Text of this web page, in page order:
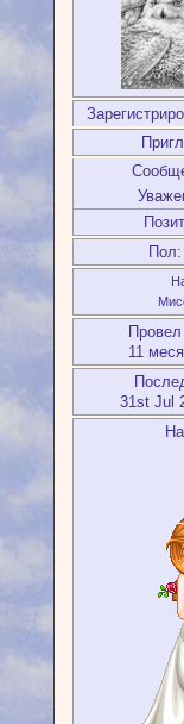
Пол:
11
31st Jul